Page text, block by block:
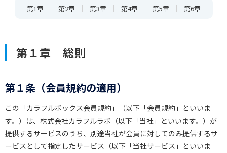
第1章 第2章 第3章 第4章 第5章 第6章
第１章 総則
第１条（会員規約の適用）
この「カラフルボックス会員規約」（以下「会員規約」といいま
す。）は、株式会社カラフルラボ（以下「当社」といいます。）が
提供するサービスのうち、別途当社が会員に対してのみ提供するサ
ービスとして指定したサービス（以下「当社サービス」といいま